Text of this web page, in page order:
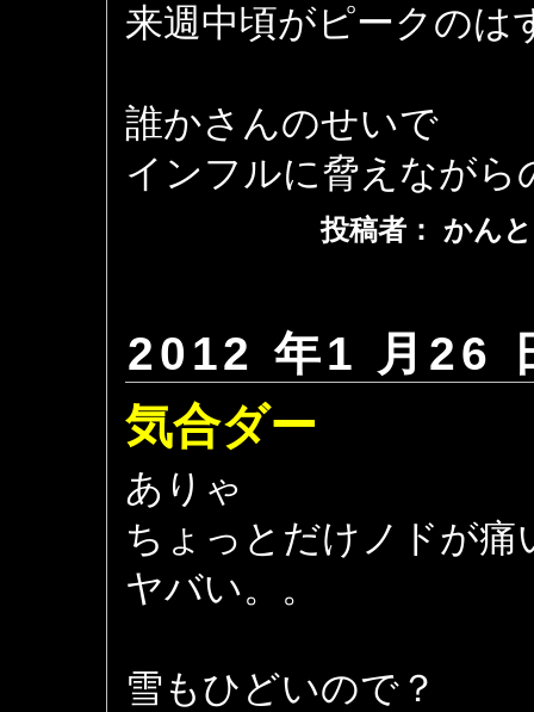
来週中頃がピークのは
誰かさんのせいで
インフルに脅えなが
投稿者： かん
2012 年1 月26
気合ダー
ありゃ
ちょっとだけノドが痛
ヤバい。。
雪もひどいので？